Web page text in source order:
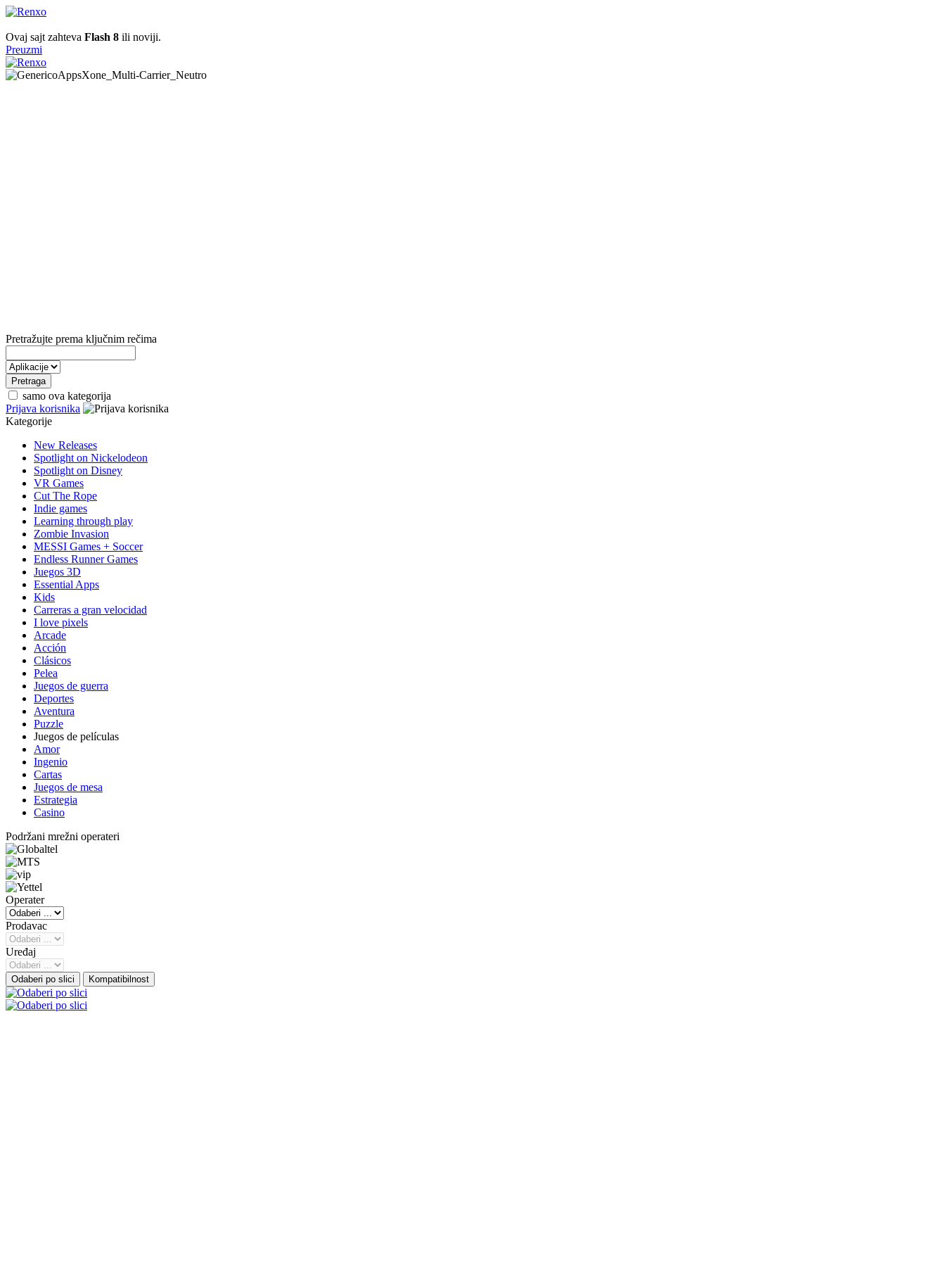
Ovaj sajt zahteva Flash 8 ili noviji.
Preuzmi
Pretražujte prema ključnim rečima
samo ova kategorija
Prijava korisnika
Kategorije
New Releases
Spotlight on Nickelodeon
Spotlight on Disney
VR Games
Cut The Rope
Indie games
Learning through play
Zombie Invasion
MESSI Games + Soccer
Endless Runner Games
Juegos 3D
Essential Apps
Kids
Carreras a gran velocidad
I love pixels
Arcade
Acción
Clásicos
Pelea
Juegos de guerra
Deportes
Aventura
Puzzle
Juegos de películas
Amor
Ingenio
Cartas
Juegos de mesa
Estrategia
Casino
Podržani mrežni operateri
Operater
Prodavac
Uređaj